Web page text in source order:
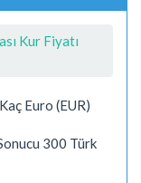
Kur Fiyatı
Euro (EUR)
300 Türk